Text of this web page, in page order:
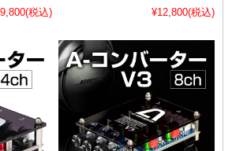
(税込)
¥12,800(税込)